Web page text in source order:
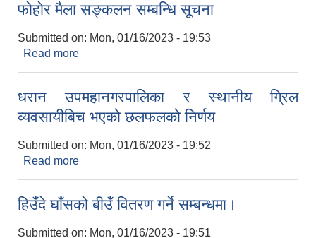
फोहोर मैला सङ्कलन सम्बन्धि सूचना
Submitted on: Mon, 01/16/2023 - 19:53
Read more
धरान उपमहानगरपालिका र स्थानीय ग्रिल
व्यवसायीबिच भएको छलफलको निर्णय
Submitted on: Mon, 01/16/2023 - 19:52
Read more
हिउँदे घाँसको बीउँ वितरण गर्ने सम्बन्धमा।
Submitted on: Mon, 01/16/2023 - 19:51